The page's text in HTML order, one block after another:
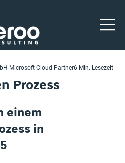
Prozess
Microsoft Cloud Partner6 Min. Lesezeit
einem
in